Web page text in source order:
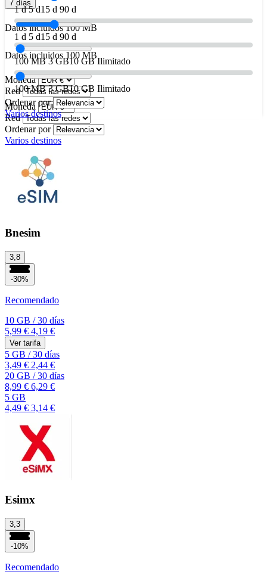
1 d 5 d15 d 90 d
Datos incluidos 100 MB
100 MB 3 GB10 GB Ilimitado
Moneda
Red
Ordenar por
Varios destinos
7 días
1 d 5 d15 d 90 d
Datos incluidos 100 MB
100 MB 3 GB10 GB Ilimitado
Moneda
Red
Ordenar por
Varios destinos
Bnesim
3,8
-30%
Recomendado
10 GB /30 días
5,99 € 4,19 €
Ver tarifa
5 GB /30 días
3,49 € 2,44 €
20 GB /30 días
8,99 € 6,29 €
5 GB
4,49 € 3,14 €
Esimx
3,3
-10%
Recomendado